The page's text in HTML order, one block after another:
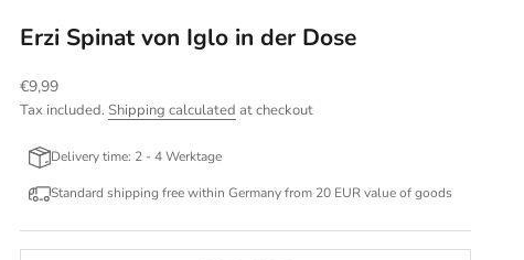
Erzi Spinat von Iglo in der Dose
Sale price
€9,99
Tax included.Shipping calculated at checkout
Delivery time: 2 - 4 Werktage
Standard shipping free within Germany from 20 EUR value of goods